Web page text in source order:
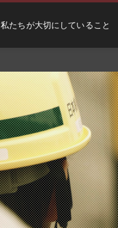
私たちが大切にしていること